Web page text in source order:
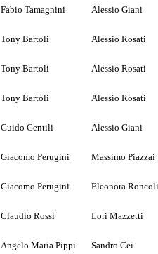
Fabio Tamagnini Alessio Giani
Tony Bartoli Alessio Rosati
Tony Bartoli Alessio Rosati
Tony Bartoli Alessio Rosati
Guido Gentili Alessio Giani
Giacomo Perugini Massimo Piazzai
Giacomo Perugini Eleonora
Claudio Rossi Lori Mazzetti
Angelo Maria Pippi
Sandro Cei